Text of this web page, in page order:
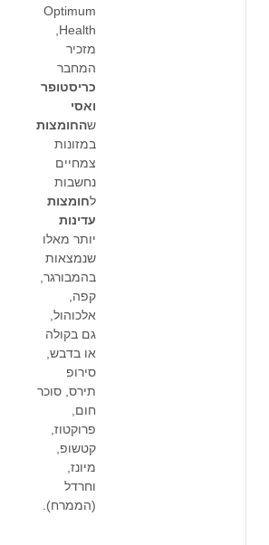
Optimum
מזכיר
המחבר
כריסטופר
ואסי
שהחומצות
במזונות
צמחיים
נחשבות
לחומצות
עדינות
יותר מאלו
שנמצאות
בהמבורגר,
קפה,
אלכוהול,
גם בקולה
או בדבש,
סירופ
תירס, סוכר
חום,
פרוקטוז,
קטשופ,
מיונז,
וחרדל
(הממרח).